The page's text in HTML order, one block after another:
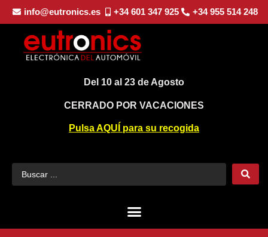
info@eutronics.es +34 601 347 925 +34 955 514 248
Del 10 al 23 de Agosto
CERRADO POR VACACIONES
Pulsa AQUÍ para su recogida